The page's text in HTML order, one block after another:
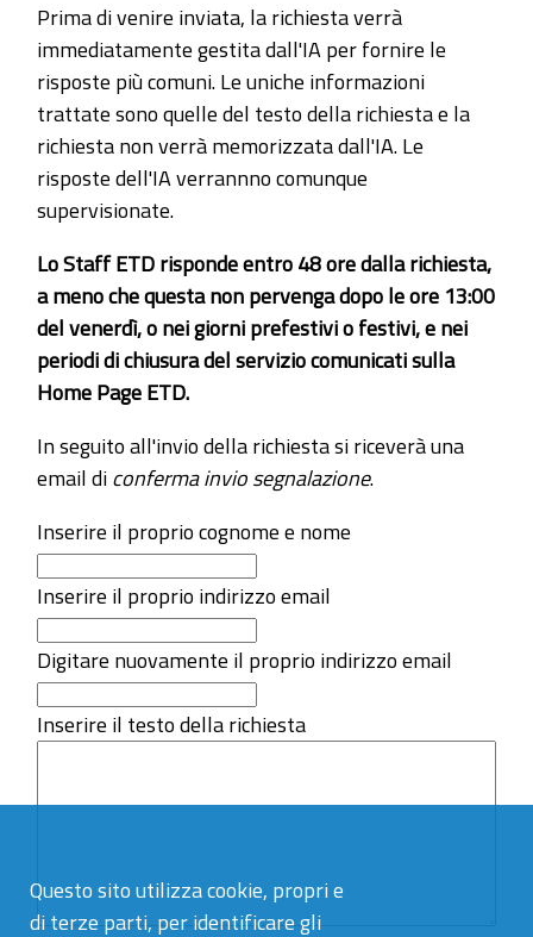
Questo sito utilizza cookie, propri e
di terze parti, per identificare gli
Prima di venire inviata, la richiesta verrà
immediatamente gestita dall'IA per fornire le
risposte più comuni. Le uniche informazioni
trattate sono quelle del testo della richiesta e la
richiesta non verrà memorizzata dall'IA. Le
risposte dell'IA verrannno comunque
supervisionate.
Lo Staff ETD risponde entro 48 ore dalla richiesta,
a meno che questa non pervenga dopo le ore 13:00
del venerdì, o nei giorni prefestivi o festivi, e nei
periodi di chiusura del servizio comunicati sulla
Home Page ETD.
In seguito all'invio della richiesta si riceverà una
email diconferma invio segnalazione.
Inserire il proprio cognome e nome
Inserire il proprio indirizzo email
Digitare nuovamente il proprio indirizzo email
Inserire il testo della richiesta